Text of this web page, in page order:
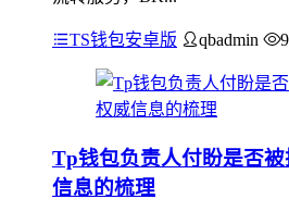
TS钱包安卓版 qbadmin
Tp钱包负责人付盼是否
信息的梳理